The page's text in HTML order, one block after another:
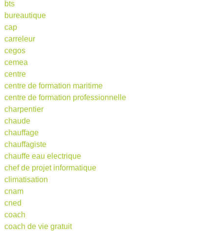
bts
bureautique
cap
carreleur
cegos
cemea
centre
centre de formation maritime
centre de formation professionnelle
charpentier
chaude
chauffage
chauffagiste
chauffe eau electrique
chef de projet informatique
climatisation
cnam
cned
coach
coach de vie gratuit